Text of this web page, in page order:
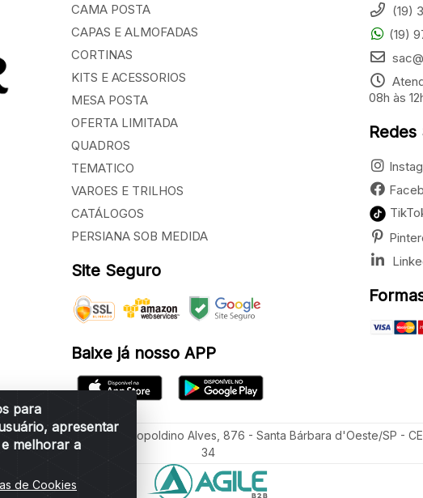
para
apresentar
melhorar a
de Cookies
CAMA POSTA
CAPAS E ALMOFADAS
CORTINAS
KITS E ACESSORIOS
MESA POSTA
OFERTA LIMITADA
QUADROS
TEMATICO
VAROES E TRILHOS
CATÁLOGOS
PERSIANA SOB MEDIDA
Site Seguro
Baixe já nosso APP
(19)
(19)
08h às
Redes
Rua Vereador Sérgio Leopoldino Alves, 876 - Santa Bárbara d'Oeste/SP -
34